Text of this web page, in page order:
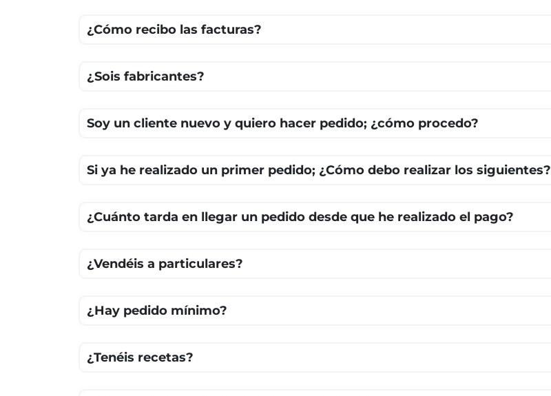
¿Cómo recibo las facturas?
¿Sois fabricantes?
Soy un cliente nuevo y quiero hacer pedido; ¿cómo procedo?
Si ya he realizado un primer pedido; ¿Cómo debo realizar los siguientes?
¿Cuánto tarda en llegar un pedido desde que he realizado el pago?
¿Vendéis a particulares?
¿Hay pedido mínimo?
¿Tenéis recetas?